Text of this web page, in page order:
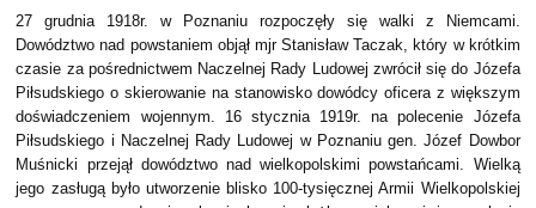
27 grudnia 1918r. w Poznaniu rozpoczęły się walki z Niemcami.
Dowództwo nad powstaniem objął mjr Stanisław Taczak, który w krótkim
czasie za pośrednictwem Naczelnej Rady Ludowej zwrócił się do Józefa
Piłsudskiego o skierowanie na stanowisko dowódcy oficera z większym
doświadczeniem wojennym. 16 stycznia 1919r. na polecenie Józefa
Piłsudskiego i Naczelnej Rady Ludowej w Poznaniu gen. Józef Dowbor
Muśnicki przejął dowództwo nad wielkopolskimi powstańcami. Wielką
jego zasługą było utworzenie blisko 100-tysięcznej Armii Wielkopolskiej